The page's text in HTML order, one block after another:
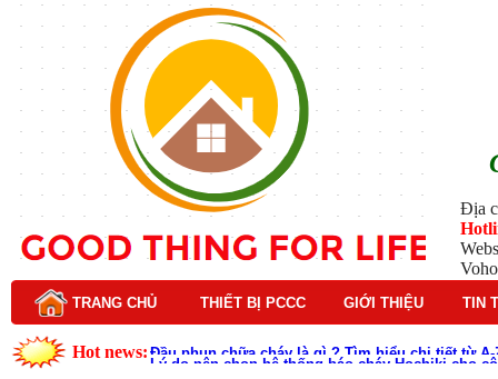
Địa
TRANG CHỦ THIẾT BỊ PCCC GIỚI THIỆU TIN
Hot news: Lý do nên chọn hệ thống báo cháy Hochiki cho